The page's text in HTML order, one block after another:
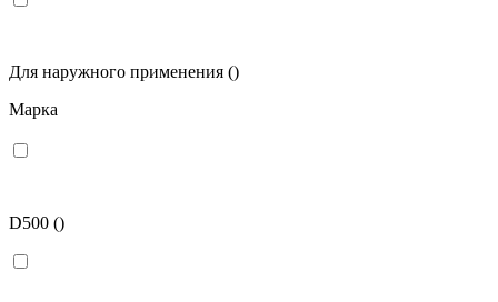
Для наружного применения ()
Марка
D500 ()